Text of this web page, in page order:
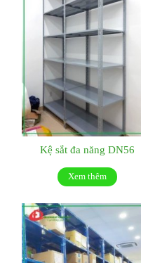
Kệ sắt đa năng DN56
Xem thêm